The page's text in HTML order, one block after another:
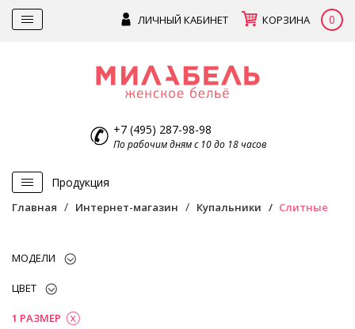
ЛИЧНЫЙ КАБИНЕТ КОРЗИНА 0
+7 (495) 287-98-98
По рабочим дням с 10 до 18 часов
Продукция
Главная Интернет-магазин Купальники Слитные
МОДЕЛИ
ЦВЕТ
1 РАЗМЕР